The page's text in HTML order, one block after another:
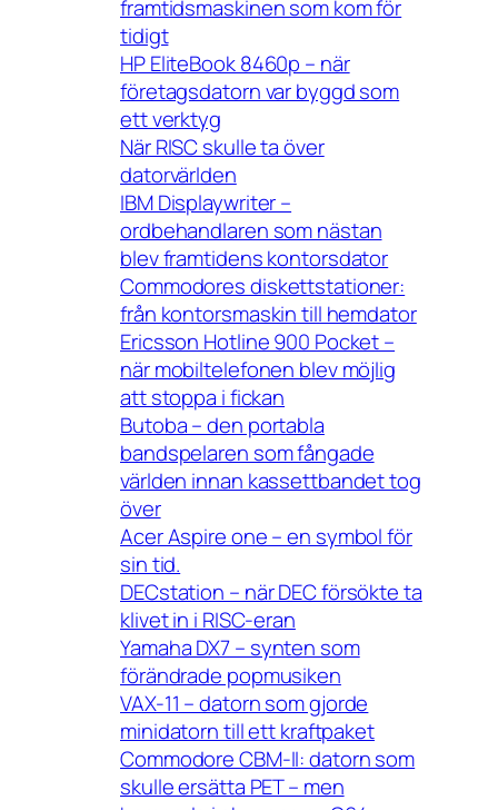
framtidsmaskinen som kom för
tidigt
HP EliteBook 8460p – när
företagsdatorn var byggd som
ett verktyg
När RISC skulle ta över
datorvärlden
IBM Displaywriter –
ordbehandlaren som nästan
blev framtidens kontorsdator
Commodores diskettstationer:
från kontorsmaskin till hemdator
Ericsson Hotline 900 Pocket –
när mobiltelefonen blev möjlig
att stoppa i fickan
Butoba – den portabla
bandspelaren som fångade
världen innan kassettbandet tog
över
Acer Aspire one – en symbol för
sin tid.
DECstation – när DEC försökte ta
klivet in i RISC-eran
Yamaha DX7 – synten som
förändrade popmusiken
VAX-11 – datorn som gjorde
minidatorn till ett kraftpaket
Commodore CBM-II: datorn som
skulle ersätta PET – men